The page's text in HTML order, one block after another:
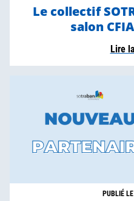
Le collectif
salon
Lire
PUBLIÉ